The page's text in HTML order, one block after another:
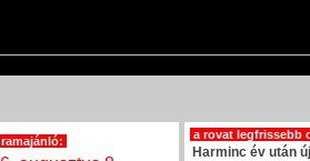
a rovat legfrissebb
Harminc év után